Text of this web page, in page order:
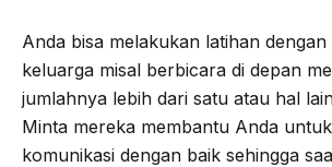
Anda bisa melakukan latihan
keluarga misal berbicara di depan
jumlahnya lebih dari satu atau hal
Minta mereka membantu Anda
komunikasi dengan baik sehingga